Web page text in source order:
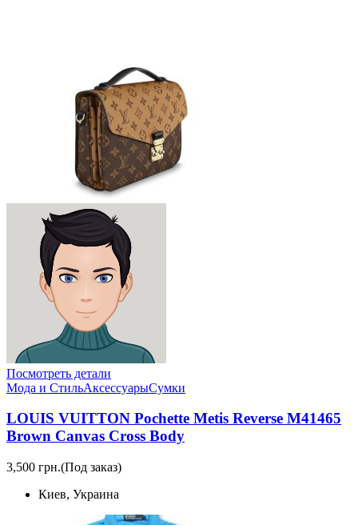
Посмотреть детали
Мода и СтильАксессуарыСумки
LOUIS VUITTON Pochette Metis Reverse M41465
Brown Canvas Cross Body
3,500 грн.(Под заказ)
Киев, Украина